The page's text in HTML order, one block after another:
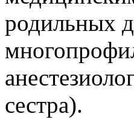
родильных
сестра).